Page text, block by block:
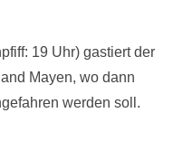
19 Uhr) gastiert der
Mayen, wo dann
werden soll.